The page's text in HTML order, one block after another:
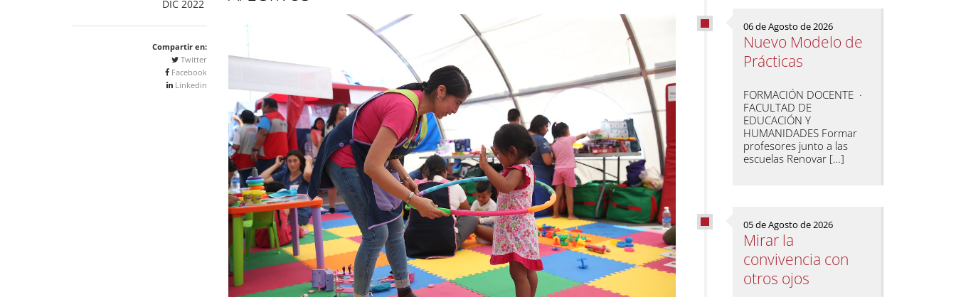
DIC 2022
Compartir en:
Twitter
Facebook
Linkedin
06 de Agosto de 2026
Nuevo Modelo de
Prácticas
FORMACIÓN DOCENTE ·
FACULTAD DE
EDUCACIÓN Y
HUMANIDADES Formar
profesores junto a las
escuelas Renovar […]
05 de Agosto de 2026
Mirar la
convivencia con
otros ojos